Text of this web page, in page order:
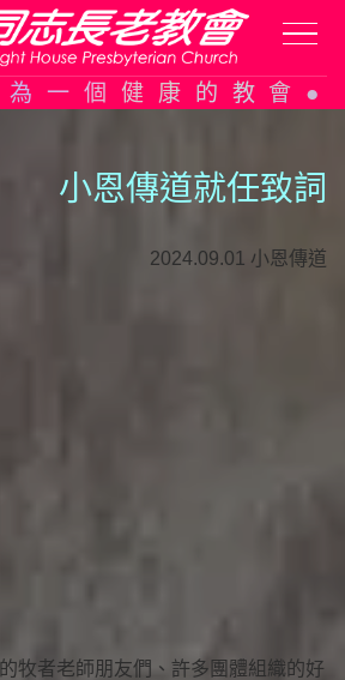
一個健康的教會
小恩傳道就任致詞
2024.09.01 小恩傳道
牧者老師朋友們、許多團體組織的好